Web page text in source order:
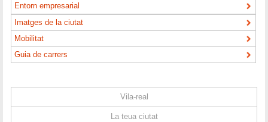
Entorn empresarial
Imatges de la ciutat
Mobilitat
Guia de carrers
Vila-real
La teua ciutat